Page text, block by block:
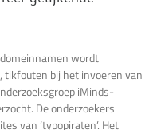
wordt
bij het invoeren van
iMinds-
De onderzoekers
van ‘typopiraten’. Het